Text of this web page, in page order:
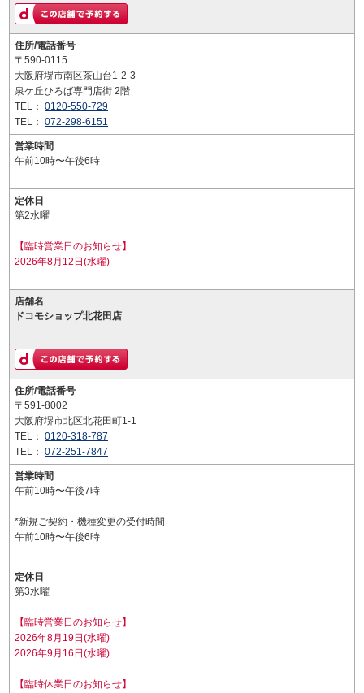
住所/電話番号
〒590-0115
大阪府堺市南区茶山台1-2-3
泉ケ丘ひろば専門店街 2階
TEL： 0120-550-729
TEL： 072-298-6151
営業時間
午前10時〜午後6時
定休日
第2水曜
【臨時営業日のお知らせ】
2026年8月12日(水曜)
店舗名
ドコモショップ北花田店
住所/電話番号
〒591-8002
大阪府堺市北区北花田町1-1
TEL： 0120-318-787
TEL： 072-251-7847
営業時間
午前10時〜午後7時
*新規ご契約・機種変更の受付時間
午前10時〜午後6時
定休日
第3水曜
【臨時営業日のお知らせ】
2026年8月19日(水曜)
2026年9月16日(水曜)
【臨時休業日のお知らせ】